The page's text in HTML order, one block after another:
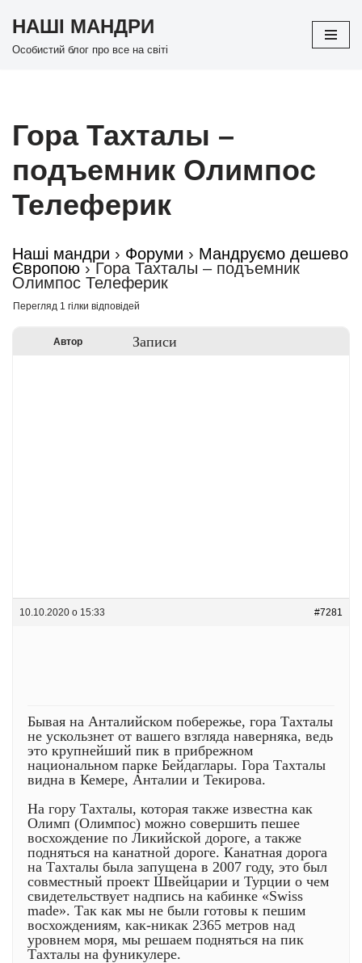
Перейти
НАШІ МАНДРИ
Особистий блог про все на світі
Гора Тахталы –
подъемник Олимпос
Телеферик
Наші мандри › Форуми › Мандруємо дешево
Європою › Гора Тахталы – подъемник
Олимпос Телеферик
Перегляд 1 гілки відповідей
Автор Записи
10.10.2020 о 15:33 #7281
Бывая на Анталийском побережье, гора Тахталы
не ускользнет от вашего взгляда наверняка, ведь
это крупнейший пик в прибрежном
национальном парке Бейдаглары. Гора Тахталы
видна в Кемере, Анталии и Текирова.
На гору Тахталы, которая также известна как
Олимп (Олимпос) можно совершить пешее
восхождение по Ликийской дороге, а также
подняться на канатной дороге. Канатная дорога
на Тахталы была запущена в 2007 году, это был
совместный проект Швейцарии и Турции о чем
свидетельствует надпись на кабинке «Swiss
made». Так как мы не были готовы к пешим
восхождениям, как-никак 2365 метров над
уровнем моря, мы решаем подняться на пик
Тахталы на фуникулере.